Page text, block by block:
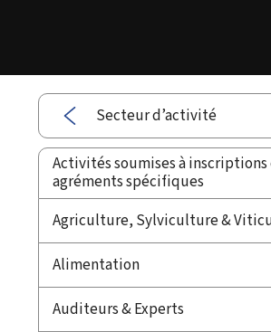
Secteur d’activité
Activités soumises à
agréments spécifiques
Agriculture, Sylviculture &
Alimentation
Auditeurs & Experts